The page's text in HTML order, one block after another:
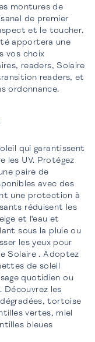
montures de
de premier
et le toucher.
apportera une
vos choix
readers, Solaire
readers, et
ordonnance.
qui garantissent
les UV. Protégez
paire de
avec des
une protection à
réduisent les
et l'eau et
sous la pluie ou
les yeux pour
Solaire . Adoptez
de soleil
quotidien ou
les
tortoise
vertes, miel
bleues